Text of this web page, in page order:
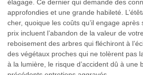
élagage. Ce dernier qui demande des
approfondies et une grande habileté.
cher, quoique les coûts qu’il engage après
prix incluent l’abandon de la valeur de
reboisement des arbres qui fléchiront à
des végétaux proches qui ne tolèrent pas
à la lumière, le risque d’accident dû à une